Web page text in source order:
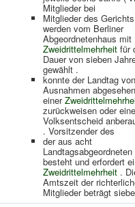
Mitglieder bei
Mitglieder des Gerichts
werden vom Berliner
Abgeordnetenhaus mit
Zweidrittelmehrheit für
Dauer von sieben
gewählt .
konnte der Landtag von
Ausnahmen
einer
zurückweisen oder
Volksentscheid
. Vorsitzender des
der aus acht
Landtagsabgeordneten
besteht und erfordert
Zweidrittelmehrheit .
Amtszeit der
Mitglieder beträgt